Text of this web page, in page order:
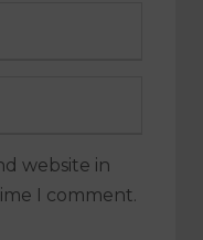
website in
I comment.